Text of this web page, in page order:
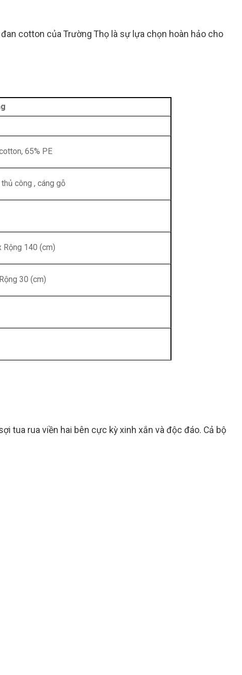
cotton của Trường Thọ là sự lựa chọn hoàn hảo cho
65% PE
công , cáng gỗ
Rộng 140 (cm)
30 (cm)
tua rua viền hai bên cực kỳ xinh xắn và độc đáo. Cả bộ